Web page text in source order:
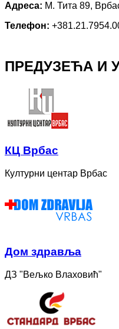
Адреса: М. Тита 89,
Телефон:
ПРЕДУЗЕЋА И
КЦ Врбас
Културни центар Врбас
Дом здравља
ДЗ "Вељко Влаховић"